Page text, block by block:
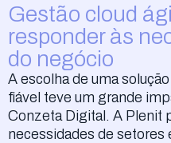
Gestão cloud
responder às
do negócio
A escolha de uma
fiável teve um grande
Conzeta Digital. A Plenit
necessidades de setores